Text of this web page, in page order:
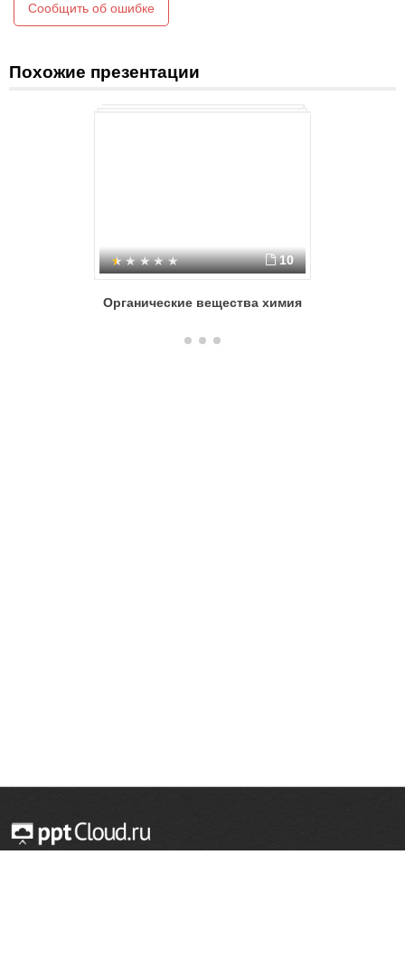
Сообщить об ошибке
Похожие презентации
10
Органические вещества химия